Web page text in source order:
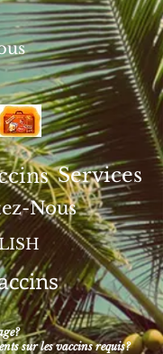
Services
Nous
sur les vaccins requis?